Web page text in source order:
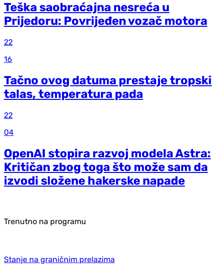
Teška saobraćajna nesreća u
Prijedoru: Povrijeđen vozač motora
22
16
Tačno ovog datuma prestaje tropski
talas, temperatura pada
22
04
OpenAI stopira razvoj modela Astra:
Kritičan zbog toga što može sam da
izvodi složene hakerske napade
Trenutno na programu
Stanje na graničnim prelazima